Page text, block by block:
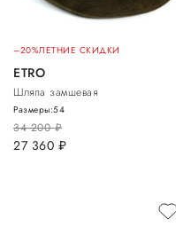
–20%ЛЕТНИЕ СКИДКИ
ETRO
Шляпа замшевая
34 200руб.
27 360 руб.
Размеры:54